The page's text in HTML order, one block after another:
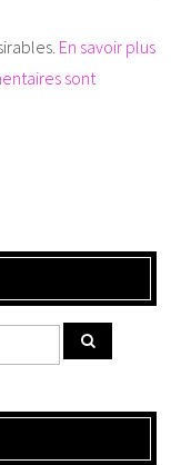
En savoir plus
sont